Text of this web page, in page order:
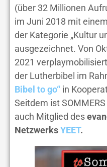
(über 32 Millionen
im Juni 2018 mit einem
der Kategorie „Kultur
ausgezeichnet. Von
2021
der Lutherbibel im
Bibel to go“ in
Seitdem ist SOMMERS
auch Mitglied des
NetzwerksYEET.